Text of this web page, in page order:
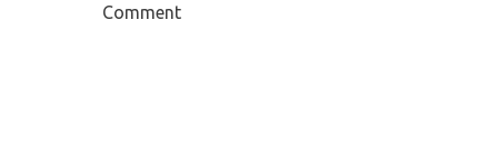
Comment